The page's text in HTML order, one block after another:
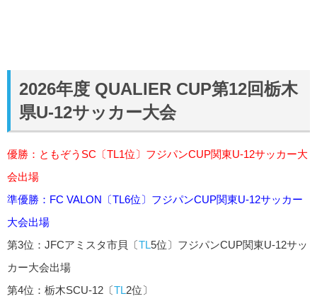
2026年度 QUALIER CUP第12回栃木
県U-12サッカー大会
優勝：ともぞうSC〔TL1位〕フジパンCUP関東U-12サッカー大
会出場
準優勝：FC VALON〔TL6位〕フジパンCUP関東U-12サッカー
大会出場
第3位：JFCアミスタ市貝〔TL5位〕フジパンCUP関東U-12サッ
カー大会出場
第4位：栃木SCU-12〔TL2位〕